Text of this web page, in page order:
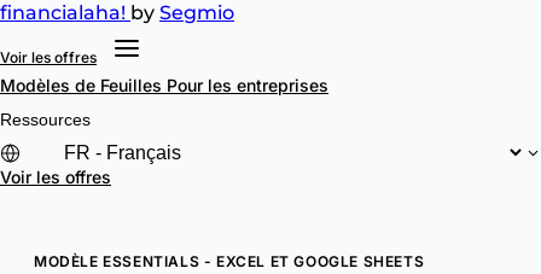
financialaha! by Segmio
Voir les offres
Modèles de Feuilles Pour les entreprises
Ressources
Voir les offres
MODÈLE ESSENTIALS - EXCEL ET GOOGLE SHEETS